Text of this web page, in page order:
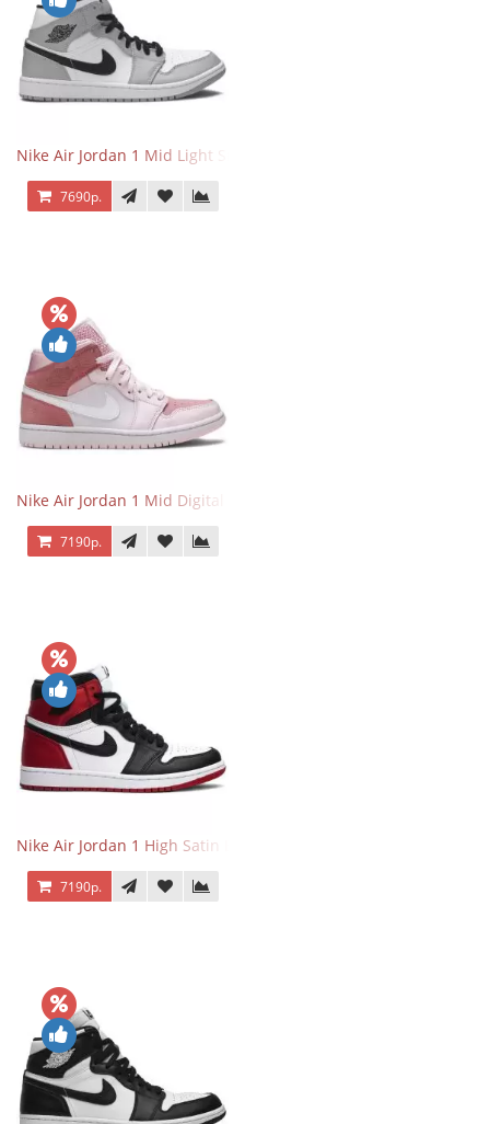
Nike Air Jordan 1 Mid Light Smoke Grey
7690р.
Nike Air Jordan 1 Mid Digital Pink
7190р.
Nike Air Jordan 1 High Satin Black Toe
7190р.